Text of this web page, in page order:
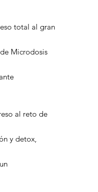
total al gran
Microdosis
al reto de
y detox,